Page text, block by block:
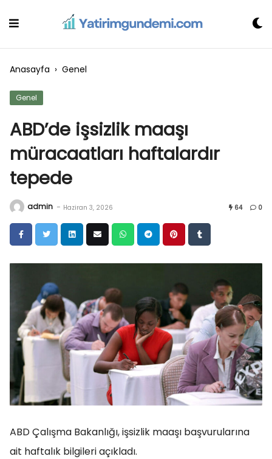
Anasayfa › Genel
Genel
ABD’de işsizlik maaşı
müracaatları haftalardır
tepede
admin - Haziran 3, 2026 64 0
ABD Çalışma Bakanlığı, işsizlik maaşı başvurularına
ait haftalık bilgileri açıkladı.